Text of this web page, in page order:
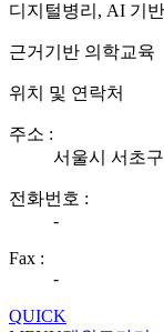
디지털병리, AI 기
근거기반 의학교육
위치 및 연락처
주소 :
서울시 서초
전화번호 :
-
Fax :
-
QUICK